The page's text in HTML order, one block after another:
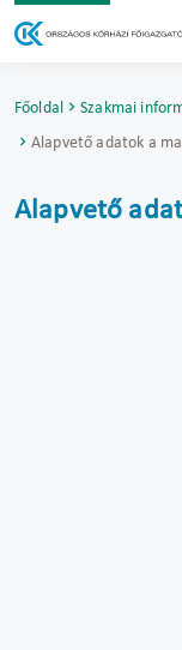
Főoldal Szakmai
Alapvető